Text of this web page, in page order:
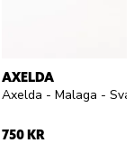
AXELDA
Axelda - Malaga -
750 KR